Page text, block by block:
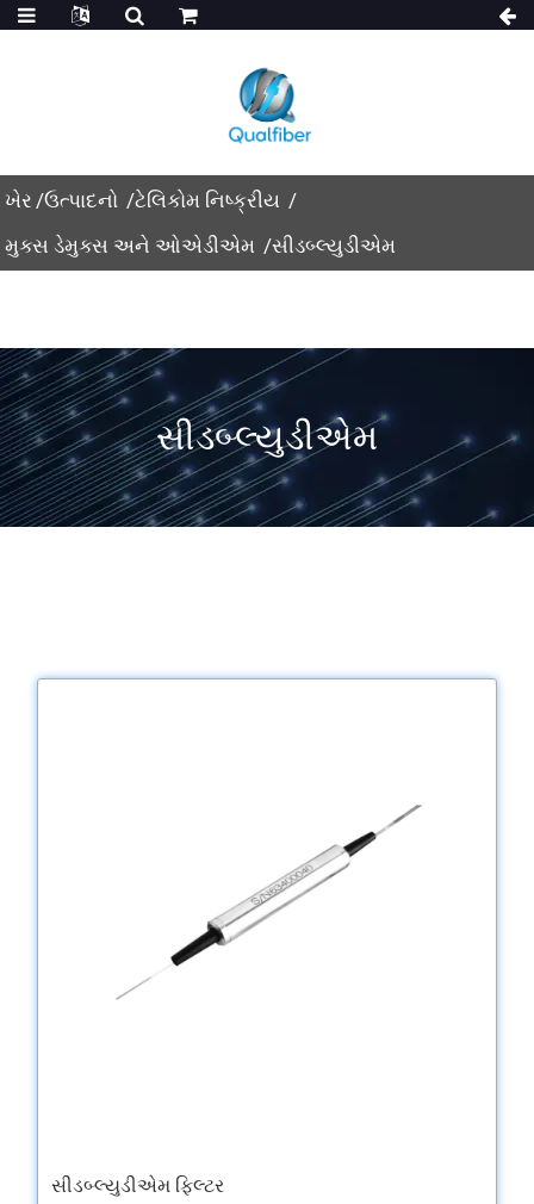
ખેર ઉત્પાદનો
ટેલિકોમ નિષ્ક્રીય
મુક્સ ડેમુક્સ અને ઓએડીએમ
સીડબ્લ્યુડીએમ
સીડબ્લ્યુડીએમ
સીડબ્લ્યુડીએમ ફિલ્ટર